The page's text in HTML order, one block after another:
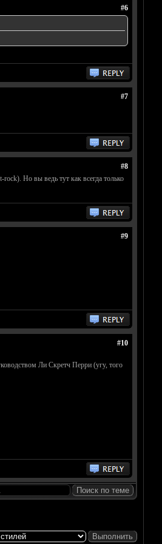
#6
#7
#8
Но вы ведь тут как всегда только
#9
#10
Ли Скретч Перри (угу, того